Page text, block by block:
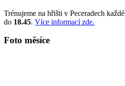
Trénujeme na hřišti v Peceradech každé
do 18.45. Více informací zde.
Foto měsíce